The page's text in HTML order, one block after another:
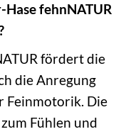
fehnNATUR
fördert die
die Anregung
Feinmotorik. Die
Fühlen und